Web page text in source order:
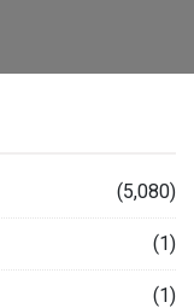
(5,080)
(1)
(1)